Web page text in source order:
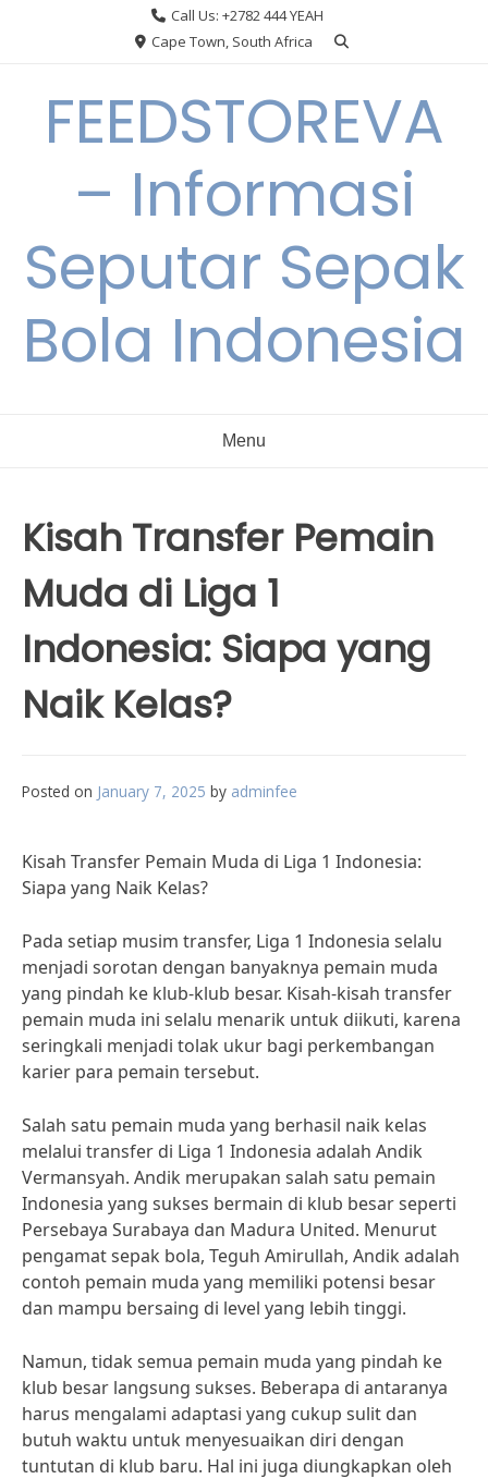
Call Us: +2782 444 YEAH
Cape Town, South Africa
FEEDSTOREVA
– Informasi
Seputar Sepak
Bola Indonesia
Menu
Kisah Transfer Pemain
Muda di Liga 1
Indonesia: Siapa yang
Naik Kelas?
Posted on January 7, 2025 by adminfee
Kisah Transfer Pemain Muda di Liga 1 Indonesia:
Siapa yang Naik Kelas?
Pada setiap musim transfer, Liga 1 Indonesia selalu
menjadi sorotan dengan banyaknya pemain muda
yang pindah ke klub-klub besar. Kisah-kisah transfer
pemain muda ini selalu menarik untuk diikuti, karena
seringkali menjadi tolak ukur bagi perkembangan
karier para pemain tersebut.
Salah satu pemain muda yang berhasil naik kelas
melalui transfer di Liga 1 Indonesia adalah Andik
Vermansyah. Andik merupakan salah satu pemain
Indonesia yang sukses bermain di klub besar seperti
Persebaya Surabaya dan Madura United. Menurut
pengamat sepak bola, Teguh Amirullah, Andik adalah
contoh pemain muda yang memiliki potensi besar
dan mampu bersaing di level yang lebih tinggi.
Namun, tidak semua pemain muda yang pindah ke
klub besar langsung sukses. Beberapa di antaranya
harus mengalami adaptasi yang cukup sulit dan
butuh waktu untuk menyesuaikan diri dengan
tuntutan di klub baru. Hal ini juga diungkapkan oleh